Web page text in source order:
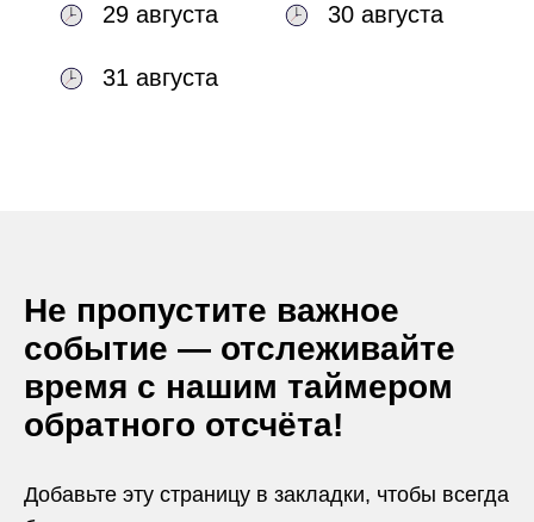
29 августа 30 августа
31 августа
Не пропустите важное
событие — отслеживайте
время с нашим таймером
обратного отсчёта!
Добавьте эту страницу в закладки, чтобы всегда